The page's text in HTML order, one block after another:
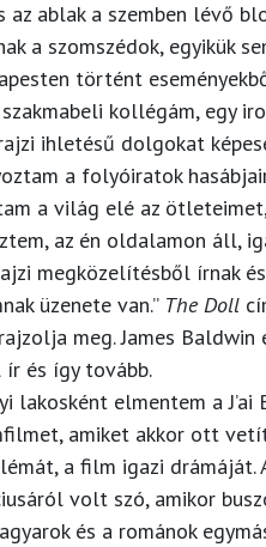
ablak a szemben lévő
a szomszédok, egyikük
történt
kollégám, egy
ihletésű dolgokat
a folyóiratok
a világ elé az
az én oldalamon áll,
megközelítésből írnak
üzenete van.” The Doll
meg. James
és így tovább.
elmentem a J’ai
amiket akkor ott
a film igazi
volt szó, amikor
és a románok